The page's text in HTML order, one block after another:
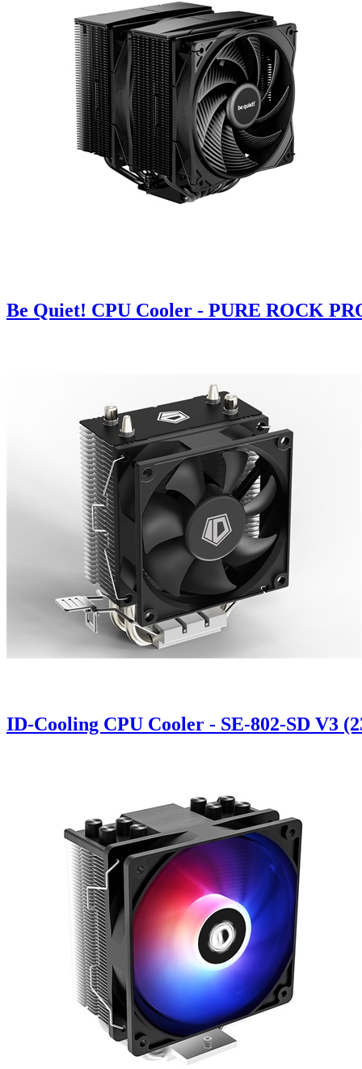
Be Quiet! CPU Cooler - PURE ROCK
ID-Cooling CPU Cooler - SE-802-SD V3